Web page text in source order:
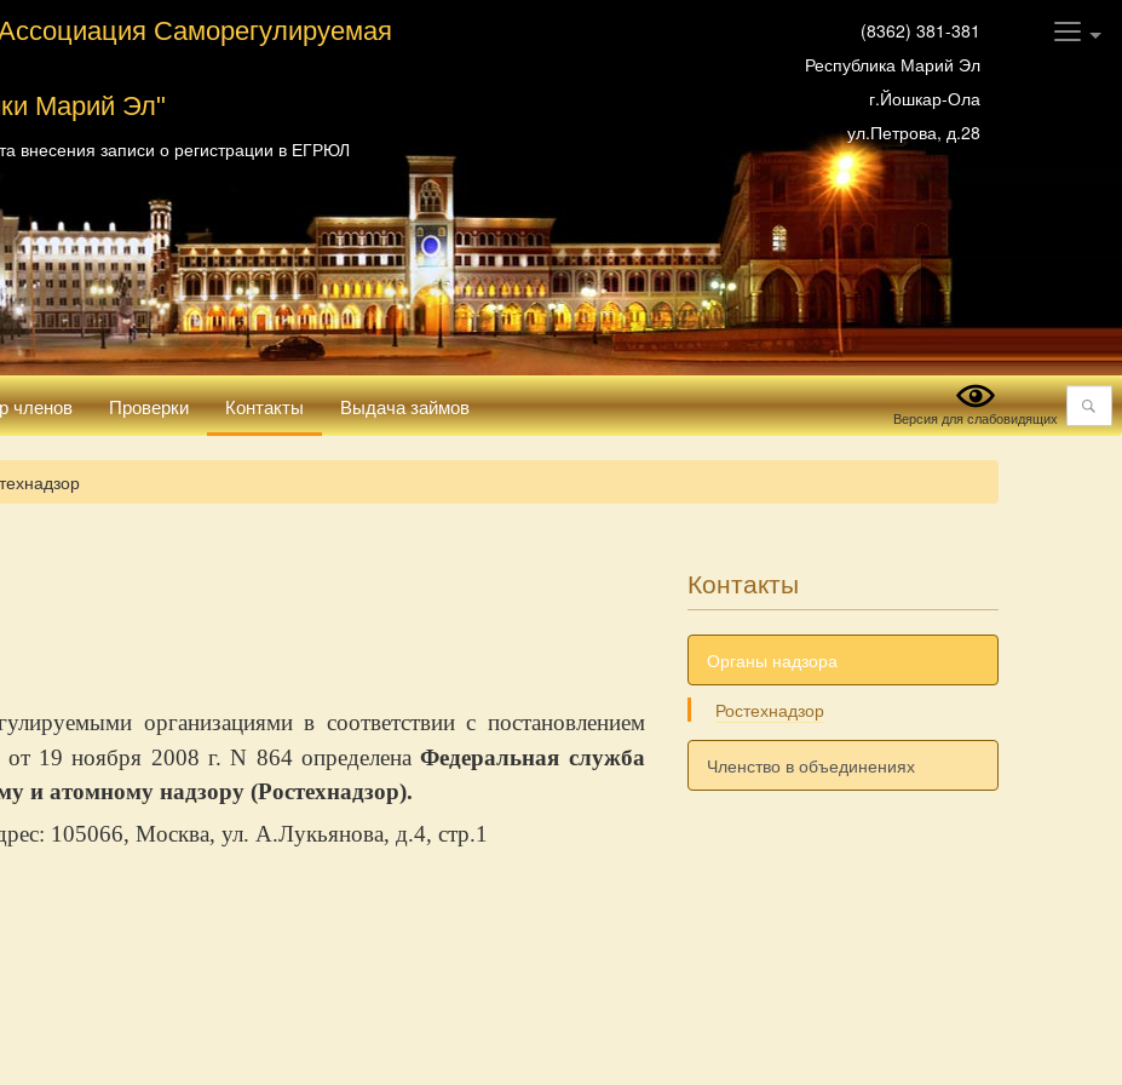
Саморегулируемая
Марий Эл"
внесения записи о регистрации в ЕГРЮЛ
(8362) 381-381
Республика Марий Эл
г.Йошкар-Ола
ул.Петрова, д.28
членов Проверки Контакты Выдача займов Версия для слабовидящих Поиск
организациями в соответствии с постановлением
от 19 ноября 2008 г. N 864 определенаФедеральная служба
и атомному надзору (Ростехнадзор).
105066, Москва, ул. А.Лукьянова, д.4, стр.1
Контакты
Органы надзора
Ростехнадзор
Членство в объединениях